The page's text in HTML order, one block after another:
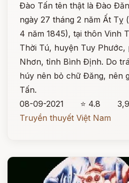
Đào Tấn tên thật là Đào
ngày 27 tháng 2 năm Ất Tỵ
4 năm 1845), tại thôn Vinh
Thời Tú, huyện Tuy Phước,
Nhơn, tỉnh Bình Định. Do
húy nên bỏ chữ Đăng, nên
Tấn.
08-09-2021
⭐ 4.8
Truyền thuyết Việt Nam